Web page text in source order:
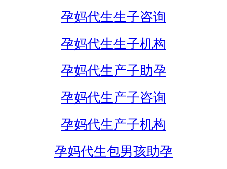
孕妈代生生子咨询
孕妈代生生子机构
孕妈代生产子助孕
孕妈代生产子咨询
孕妈代生产子机构
孕妈代生包男孩助孕